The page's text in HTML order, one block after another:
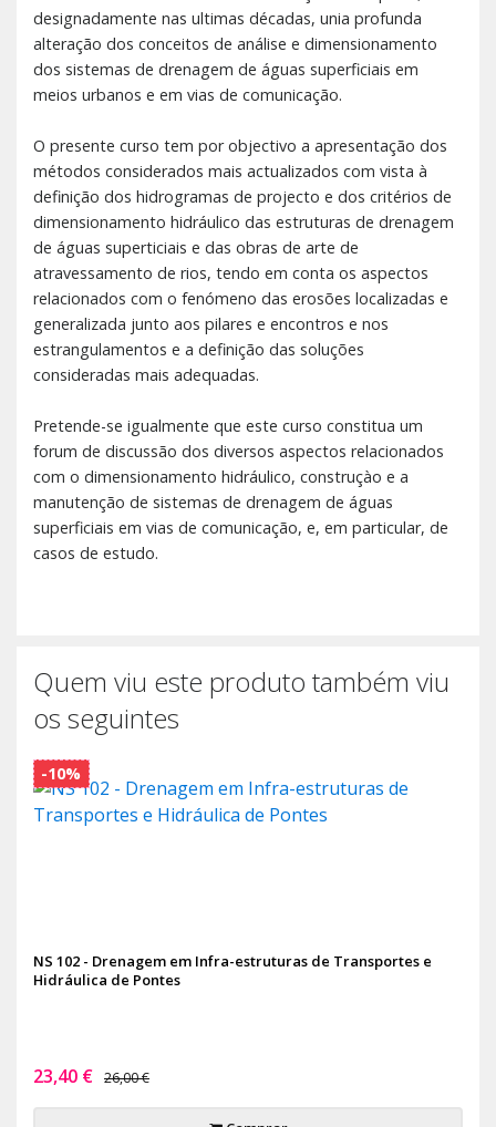
designadamente nas ultimas décadas, unia profunda
alteração dos conceitos de análise e dimensionamento
dos sistemas de drenagem de águas superficiais em
meios urbanos e em vias de comunicação.
O presente curso tem por objectivo a apresentação dos
métodos considerados mais actualizados com vista à
definição dos hidrogramas de projecto e dos critérios de
dimensionamento hidráulico das estruturas de drenagem
de águas superticiais e das obras de arte de
atravessamento de rios, tendo em conta os aspectos
relacionados com o fenómeno das erosões localizadas e
generalizada junto aos pilares e encontros e nos
estrangulamentos e a definição das soluções
consideradas mais adequadas.
Pretende-se igualmente que este curso constitua um
forum de discussão dos diversos aspectos relacionados
com o dimensionamento hidráulico, construçào e a
manutenção de sistemas de drenagem de águas
superficiais em vias de comunicação, e, em particular, de
casos de estudo.
Quem viu este produto também viu
os seguintes
NS 102 - Drenagem em Infra-estruturas de Transportes e
Hidráulica de Pontes
23,40 € 26,00 €
-10%